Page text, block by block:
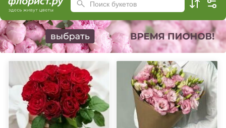
Поиск букетов